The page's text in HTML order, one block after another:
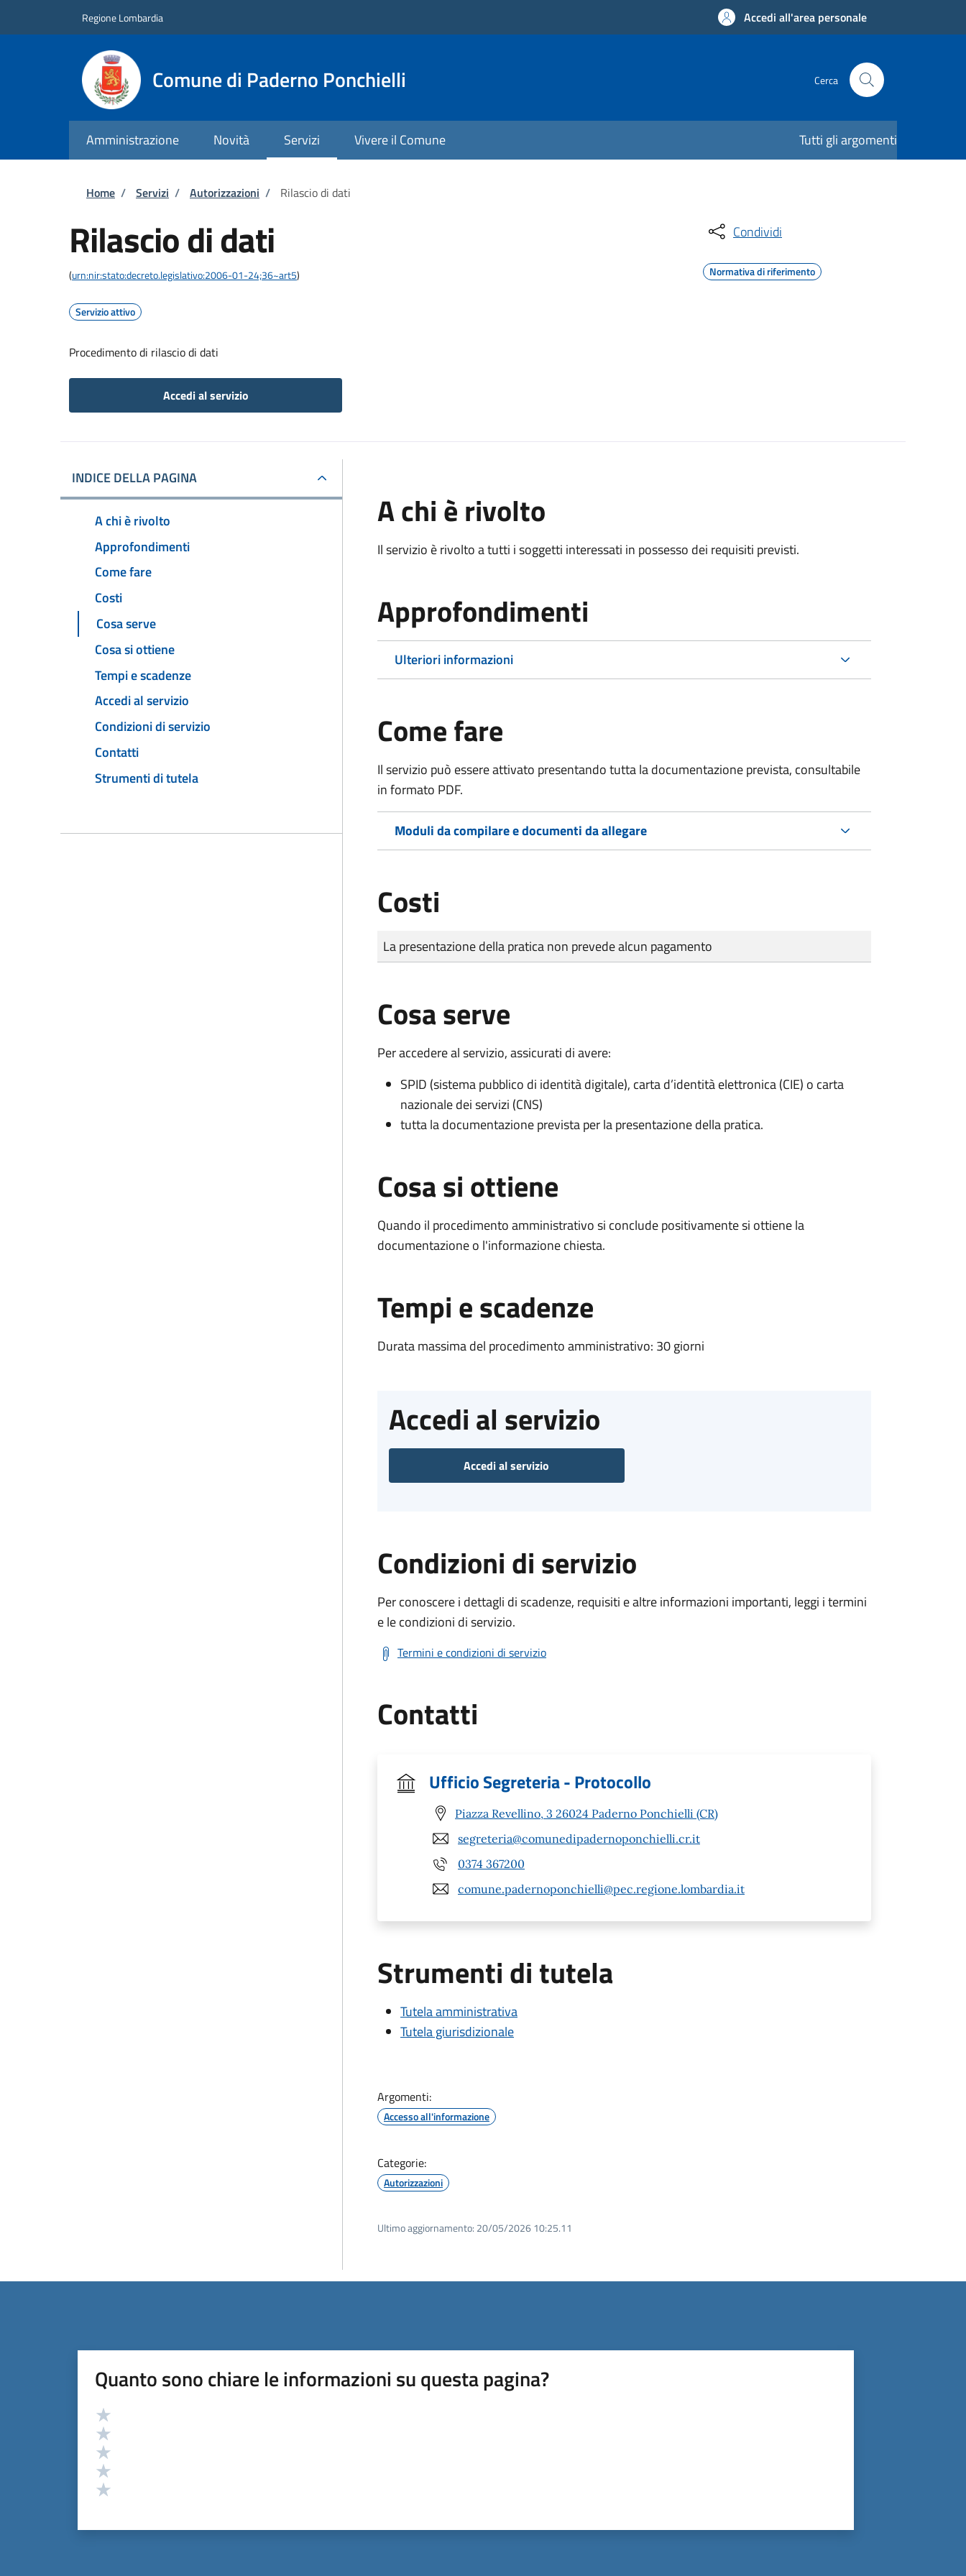
Regione Lombardia Accedi all'area personale
Comune di Paderno Ponchielli Cerca
Amministrazione Novità Servizi Vivere il Comune Tutti gli argomenti
Briciole di pane
Home / Servizi / Autorizzazioni / Rilascio di dati
Rilascio di dati
(urn:nir:stato:decreto.legislativo:2006-01-24;36~art5)
Servizio attivo
Procedimento di rilascio di dati
Accedi al servizio
Condividi
Normativa di riferimento
INDICE DELLA PAGINA
A chi è rivolto
Approfondimenti
Come fare
Costi
Cosa serve
Cosa si ottiene
Tempi e scadenze
Accedi al servizio
Condizioni di servizio
Contatti
Strumenti di tutela
A chi è rivolto
Il servizio è rivolto a tutti i soggetti interessati in possesso dei requisiti previsti.
Approfondimenti
Ulteriori informazioni
Come fare
Il servizio può essere attivato presentando tutta la documentazione prevista, consultabile
in formato PDF.
Moduli da compilare e documenti da allegare
Costi
Tipo di pagamento
Importo
La presentazione della pratica non prevede alcun pagamento
Cosa serve
Per accedere al servizio, assicurati di avere:
SPID (sistema pubblico di identità digitale), carta d’identità elettronica (CIE) o carta
nazionale dei servizi (CNS)
tutta la documentazione prevista per la presentazione della pratica.
Cosa si ottiene
Quando il procedimento amministrativo si conclude positivamente si ottiene la
documentazione o l'informazione chiesta.
Tempi e scadenze
Durata massima del procedimento amministrativo: 30 giorni
Accedi al servizio
Accedi al servizio
Condizioni di servizio
Per conoscere i dettagli di scadenze, requisiti e altre informazioni importanti, leggi i termini
e le condizioni di servizio.
Termini e condizioni di servizio
Contatti
Ufficio Segreteria - Protocollo
Piazza Revellino, 3 26024 Paderno Ponchielli (CR)
segreteria@comunedipadernoponchielli.cr.it
0374 367200
comune.padernoponchielli@pec.regione.lombardia.it
Strumenti di tutela
Tutela amministrativa
Tutela giurisdizionale
Argomenti:
Accesso all'informazione
Categorie:
Autorizzazioni
Ultimo aggiornamento: 20/05/2026 10:25.11
Quanto sono chiare le informazioni su questa pagina?
Valutazione